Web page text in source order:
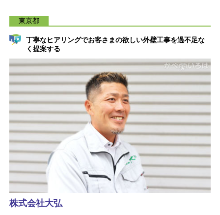
東京都
丁寧なヒアリングでお客さまの欲しい外壁工事を過不足な
く提案する
株式会社大弘